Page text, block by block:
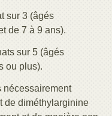
sur 3 (âgés
de 7 à 9 ans).
sur 5 (âgés
ou plus).
nécessairement
de diméthylarginine